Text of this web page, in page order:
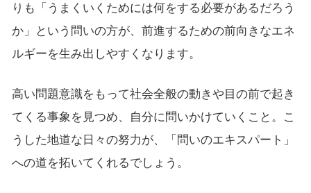
りも「うまくいくためには何をする必要があるだろう
か」という問いの方が、前進するための前向きなエネ
ルギーを生み出しやすくなります。
高い問題意識をもって社会全般の動きや目の前で起き
てくる事象を見つめ、自分に問いかけていくこと。こ
うした地道な日々の努力が、「問いのエキスパート」
への道を拓いてくれるでしょう。